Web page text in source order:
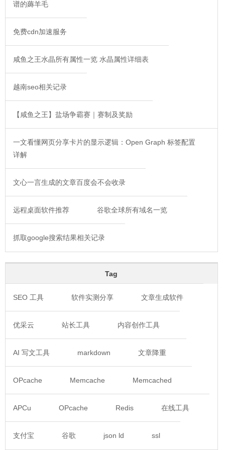
谱的薅羊毛
免费cdn加速服务
咸鱼之王水晶所有属性一览 水晶属性详细表
越南seo相关记录
【咸鱼之王】盐场争霸赛｜赛制及奖励
一文看懂网页分享卡片的显示逻辑：Open Graph 标签配置
详解
文心一言生成的文章百度会不会收录
远程桌面软件推荐 谷歌全球所有域名一览
抓取google搜索结果相关记录
Tag
SEO 工具 软件实测分享 文章生成软件
优采云 站长工具 内容创作工具
AI 写文工具 markdown 文章降重
OPcache Memcache Memcached
APCu OPcache Redis 在线工具
支付宝 谷歌 json ld ssl